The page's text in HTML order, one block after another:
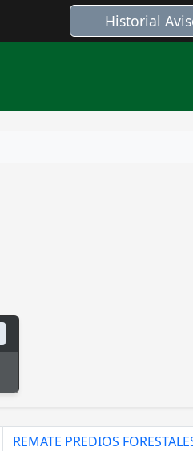
Historial
REMATE PREDIOS